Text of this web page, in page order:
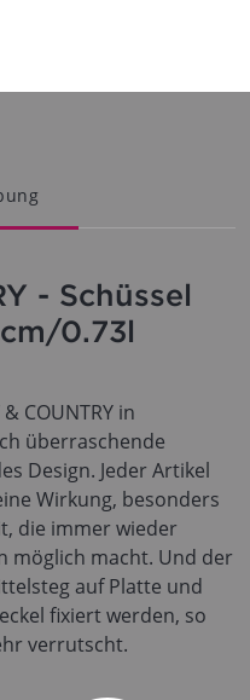
- Schüssel
0.73l
COUNTRY in
überraschende
Design. Jeder Artikel
Wirkung, besonders
die immer wieder
möglich macht. Und der
auf Platte und
fixiert werden, so
verrutscht.